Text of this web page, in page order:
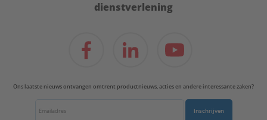
dienstverlening
Ons laatste nieuws ontvangen omtrent productnieuws, acties en andere interessante zaken?
Inschrijven